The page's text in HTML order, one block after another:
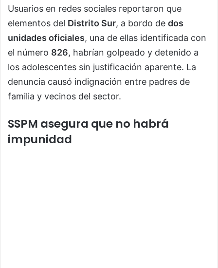
Usuarios en redes sociales reportaron que
elementos del Distrito Sur, a bordo de dos
unidades oficiales, una de ellas identificada con
el número 826, habrían golpeado y detenido a
los adolescentes sin justificación aparente. La
denuncia causó indignación entre padres de
familia y vecinos del sector.
SSPM asegura que no habrá
impunidad